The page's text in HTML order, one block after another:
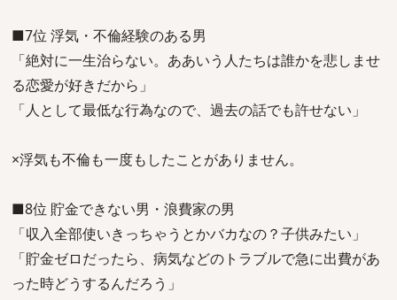
■7位 浮気・不倫経験のある男
「絶対に一生治らない。ああいう人たちは誰かを悲しませ
る恋愛が好きだから」
「人として最低な行為なので、過去の話でも許せない」
×浮気も不倫も一度もしたことがありません。
■8位 貯金できない男・浪費家の男
「収入全部使いきっちゃうとかバカなの？子供みたい」
「貯金ゼロだったら、病気などのトラブルで急に出費があ
った時どうするんだろう」